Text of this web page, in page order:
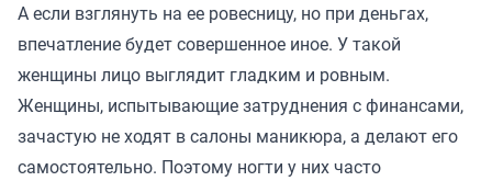
А если взглянуть на ее ровесницу, но при деньгах,
впечатление будет совершенное иное. У такой
женщины лицо выглядит гладким и ровным.
Женщины, испытывающие затруднения с финансами,
зачастую не ходят в салоны маникюра, а делают его
самостоятельно. Поэтому ногти у них часто